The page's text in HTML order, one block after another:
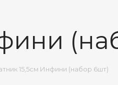
15,5см Инфини (набор 6шт)